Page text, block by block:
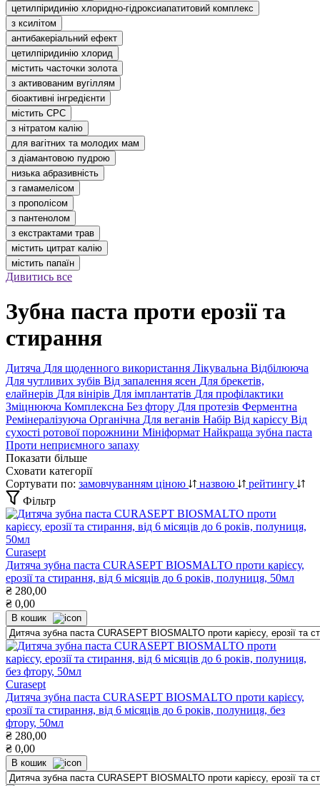
цетилпіридинію хлоридно-гідроксиапатитовий комплекс
з ксилітом
антибакеріальний ефект
цетилпіридинію хлорид
містить часточки золота
з активованим вугіллям
біоактивні інгредієнти
містить CPC
з нітратом калію
для вагітних та молодих мам
з діамантовою пудрою
низька абразивність
з гамамелісом
з прополісом
з пантенолом
з екстрактами трав
містить цитрат калію
містить папаїн
Дивитись все
Зубна паста проти ерозії та
стирання
Дитяча Для щоденного використання Лікувальна Відбілююча
Для чутливих зубів Від запалення ясен Для брекетів,
елайнерів Для вінірів Для імплантатів Для профілактики
Зміцнююча Комплексна Без фтору Для протезів Ферментна
Ремінералізуюча Органічна Для веганів Набір Від карієсу Від
сухості ротової порожнини Мініформат Найкраща зубна паста
Проти неприємного запаху
Показати більше
Сховати категорії
Сортувати по: замовчуванням ціною назвою
рейтингу
Фільтр
Curasept
Дитяча зубна паста CURASEPT BIOSMALTO проти карієсу,
ерозії та стирання, від 6 місяців до 6 років, полуниця, 50мл
₴ 280,00
₴ 0,00
В кошик
Curasept
Дитяча зубна паста CURASEPT BIOSMALTO проти карієсу,
ерозії та стирання, від 6 місяців до 6 років, полуниця, без
фтору, 50мл
₴ 280,00
₴ 0,00
В кошик